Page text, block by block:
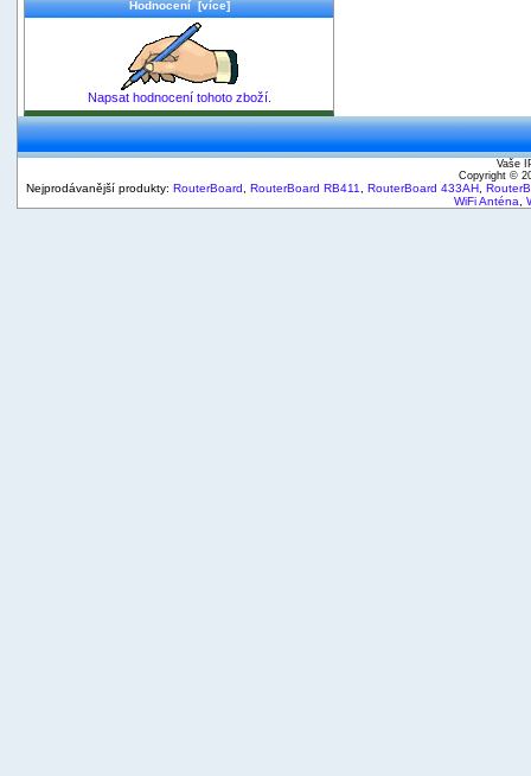
Hodnocení [více]
Napsat hodnocení tohoto zboží.
Vaše
Copyright ©
Nejprodávanější produkty: RouterBoard RouterBoard RB411 RouterBoard 433AH
WiFi Anténa